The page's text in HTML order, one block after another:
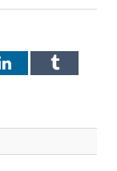
LinkedInTumblr